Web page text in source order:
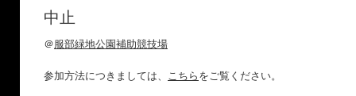
中止
＠服部緑地公園補助競技場
参加方法につきましては、 こちら をご覧ください。